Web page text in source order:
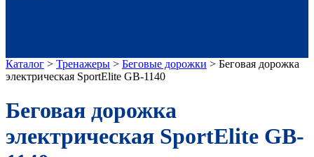
Каталог > Тренажеры > Беговые дорожки > Беговая дорожка
электрическая SportElite GB-1140
Беговая дорожка
электрическая SportElite GB-